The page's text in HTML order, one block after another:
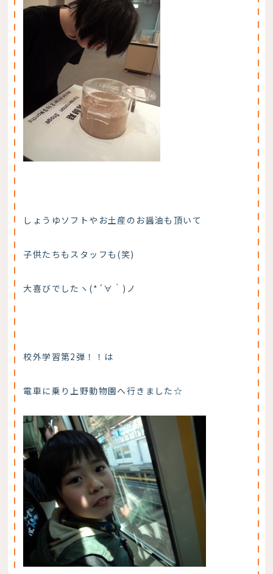
しょうゆソフトやお土産のお醤油も頂いて
子供たちもスタッフも(笑)
大喜びでしたヽ(*´∀｀)ノ
校外学習第2弾！！は
電車に乗り上野動物園へ行きました☆